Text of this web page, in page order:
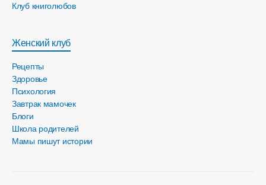
Клуб книголюбов
Женский клуб
Рецепты
Здоровье
Психология
Завтрак мамочек
Блоги
Школа родителей
Мамы пишут истории